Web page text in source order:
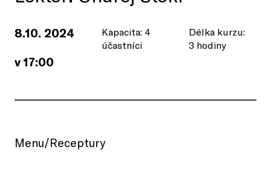
8.10. 2024
v 17:00
Kapacita: 4
účastníci
Délka kurzu:
3 hodiny
Menu/Receptury